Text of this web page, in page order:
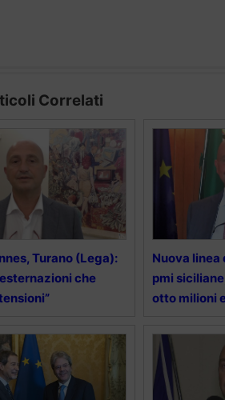
Correlati
Turano (Lega):
che
Nuova
pmi
otto milioni